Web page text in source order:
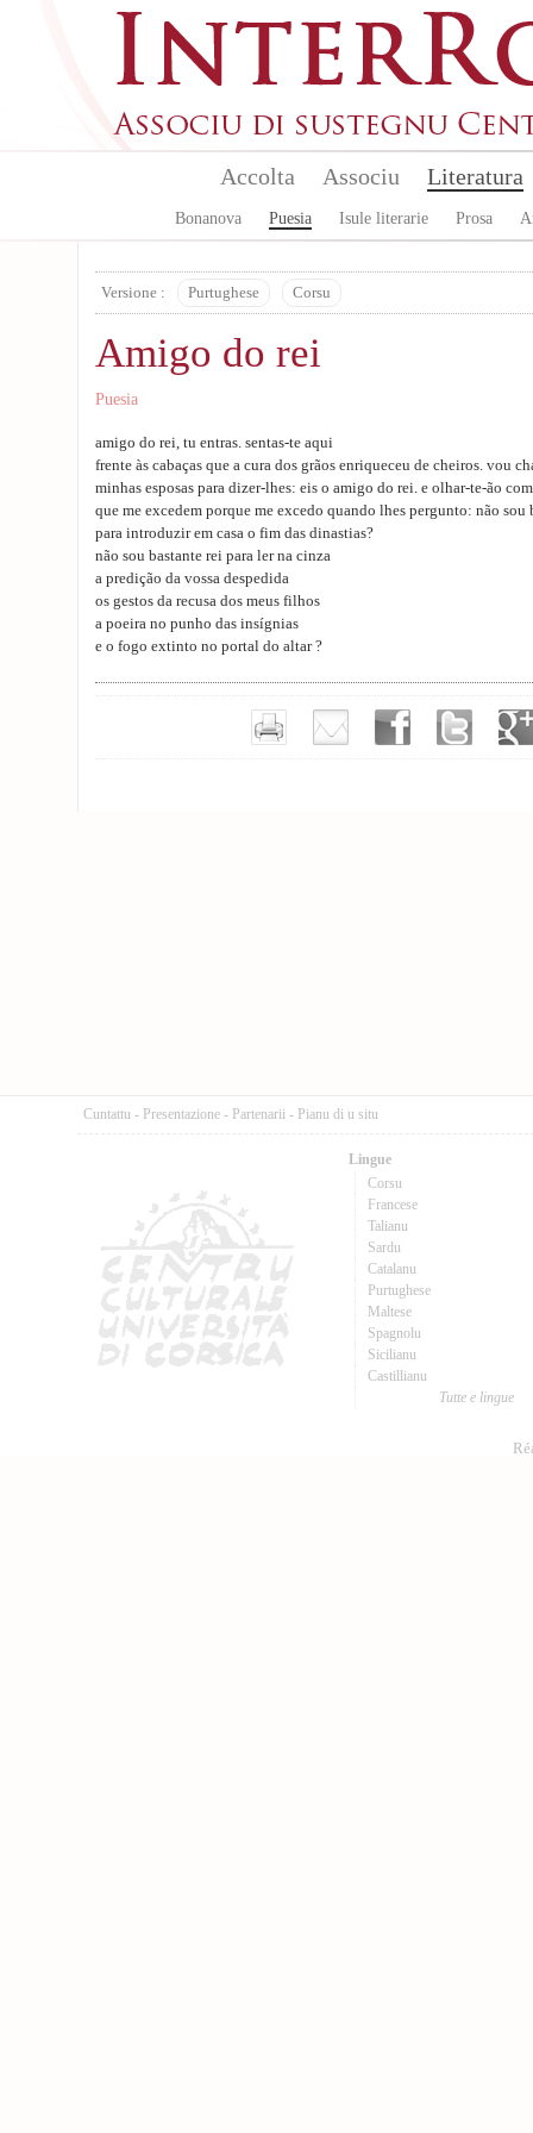
Accolta Associu Literatura
Bonanova Puesia Isule literarie Prosa
Versione : Purtughese Corsu
Amigo do rei
Puesia
amigo do rei, tu entras. sentas-te aqui
frente às cabaças que a cura dos grãos enriqueceu de cheiros. vou
minhas esposas para dizer-lhes: eis o amigo do rei. e olhar-te-ão
que me excedem porque me excedo quando lhes pergunto: não sou
para introduzir em casa o fim das dinastias?
não sou bastante rei para ler na cinza
a predição da vossa despedida
os gestos da recusa dos meus filhos
a poeira no punho das insígnias
e o fogo extinto no portal do altar ?
Cuntattu - Presentazione - Partenarii - Pianu di u situ
Lingue
Corsu
Francese
Talianu
Sardu
Catalanu
Purtughese
Maltese
Spagnolu
Sicilianu
Castillianu
Tutte e lingue